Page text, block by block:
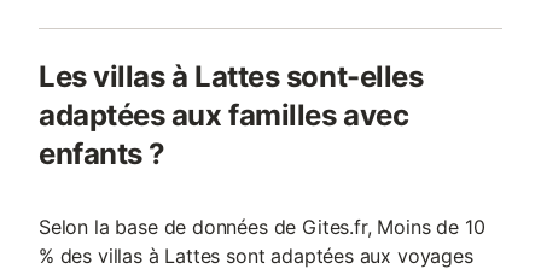
Les villas à Lattes sont-elles
adaptées aux familles avec
enfants ?
Selon la base de données de Gites.fr, Moins de 10
% des villas à Lattes sont adaptées aux voyages